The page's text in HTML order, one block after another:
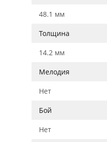
48.1 мм
Толщина
14.2 мм
Мелодия
Нет
Бой
Нет